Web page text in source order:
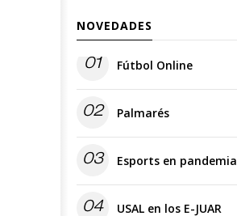
NOVEDADES
01 Fútbol Online
02 Palmarés
03 Esports en pandemia
04 USAL en los E-JUAR